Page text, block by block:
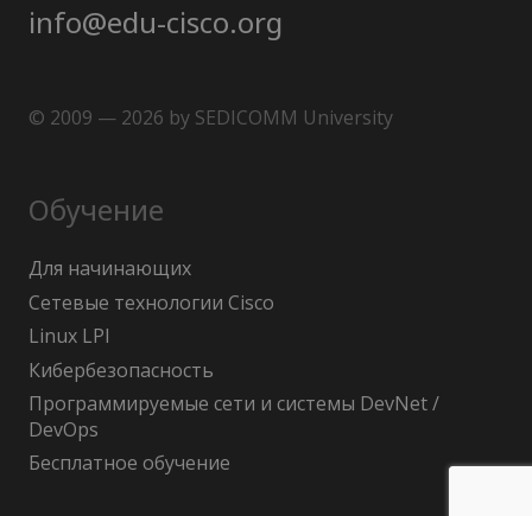
info@edu-cisco.org
© 2009 — 2026 by SEDICOMM University
Обучение
Для начинающих
Сетевые технологии Cisco
Linux LPI
Кибербезопасность
Программируемые сети и системы DevNet /
DevOps
Бесплатное обучение